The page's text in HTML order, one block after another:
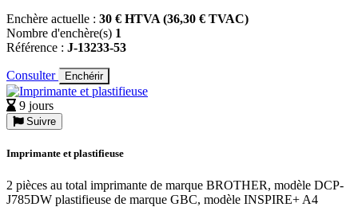
Enchère actuelle : 30 € HTVA (36,30 € TVAC)
Nombre d'enchère(s) 1
Référence : J-13233-53
Consulter Enchérir
9 jours
Suivre
Imprimante et plastifieuse
2 pièces au total imprimante de marque BROTHER, modèle DCP-
J785DW plastifieuse de marque GBC, modèle INSPIRE+ A4